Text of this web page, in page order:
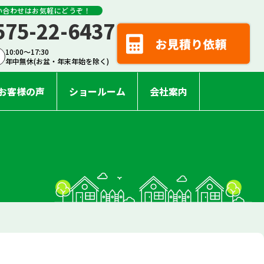
わせはお気軽にどうぞ！
22-6437
10:00〜17:30
年中無休(お盆・年末年始を除く)
客様の声 ショールーム 会社案内